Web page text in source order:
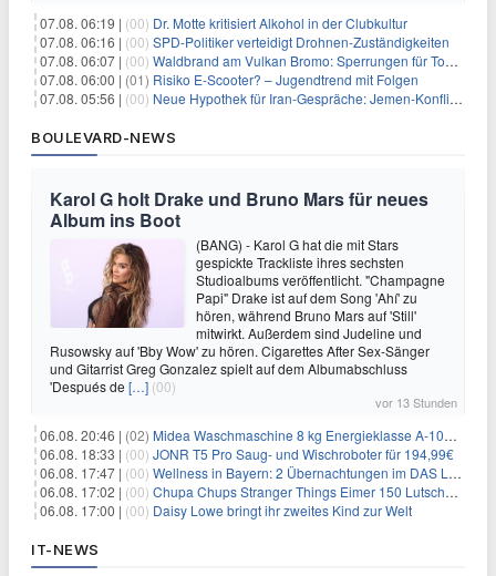
07.08. 06:19 | (00) Dr. Motte kritisiert Alkohol in der Clubkultur
07.08. 06:16 | (00) SPD-Politiker verteidigt Drohnen-Zuständigkeiten
07.08. 06:07 | (00) Waldbrand am Vulkan Bromo: Sperrungen für Touristen
07.08. 06:00 | (01) Risiko E-Scooter? – Jugendtrend mit Folgen
07.08. 05:56 | (00) Neue Hypothek für Iran-Gespräche: Jemen-Konflikt eskaliert
BOULEVARD-NEWS
Karol G holt Drake und Bruno Mars für neues
Album ins Boot
(BANG) - Karol G hat die mit Stars
gespickte Trackliste ihres sechsten
Studioalbums veröffentlicht. "Champagne
Papi" Drake ist auf dem Song 'Ahí' zu
hören, während Bruno Mars auf 'Still'
mitwirkt. Außerdem sind Judeline und
Rusowsky auf 'Bby Wow' zu hören. Cigarettes After Sex-Sänger
und Gitarrist Greg Gonzalez spielt auf dem Albumabschluss
'Después de […] (00)
vor 13 Stunden
06.08. 20:46 | (02) Midea Waschmaschine 8 kg Energieklasse A-10% 1400 U/Min für 289,97€
06.08. 18:33 | (00) JONR T5 Pro Saug- und Wischroboter für 194,99€
06.08. 17:47 | (00) Wellness in Bayern: 2 Übernachtungen im DAS LUDWIG Sports Resort inkl. HP + Wellness ab 174€ p.P.
06.08. 17:02 | (00) Chupa Chups Stranger Things Eimer 150 Lutscher für 21,95€
06.08. 17:00 | (00) Daisy Lowe bringt ihr zweites Kind zur Welt
IT-NEWS